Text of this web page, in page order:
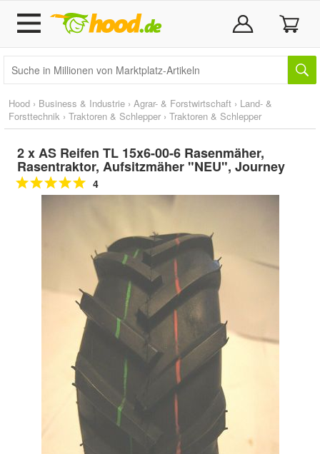
Hood › Business & Industrie › Agrar- & Forstwirtschaft › Land- &
Forsttechnik › Traktoren & Schlepper › Traktoren & Schlepper
2 x AS Reifen TL 15x6-00-6 Rasenmäher,
Rasentraktor, Aufsitzmäher "NEU", Journey
4